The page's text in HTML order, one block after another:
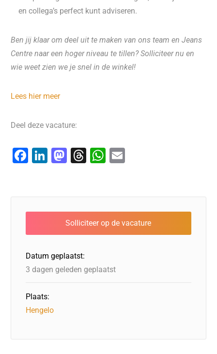
en collega’s perfect kunt adviseren.
Ben jij klaar om deel uit te maken van ons team en Jeans
Centre naar een hoger niveau te tillen? Solliciteer nu en
wie weet zien we je snel in de winkel!
Lees hier meer
Deel deze vacature:
F
e
b
o
o
k
Li
e
dI
n
M
o
d
o
n
T
a
d
s
W
s
A
p
l
Datum geplaatst:
3 dagen geleden geplaatst
Plaats:
Hengelo